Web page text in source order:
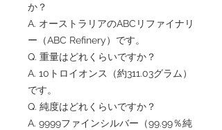
か？
A. オーストラリアのABCリファイナリ
ー（ABC Refinery）です。
Q. 重量はどれくらいですか？
A. 10トロイオンス（約311.03グラム）
です。
Q. 純度はどれくらいですか？
A. 9999ファインシルバー（99.99％純